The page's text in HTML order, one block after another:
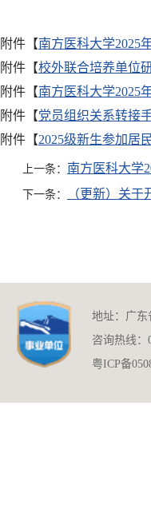
附件【南方医科大学2025
附件【校外联合培养单位
附件【南方医科大学2025
附件【党员组织关系转接
附件【2025级新生参加居
上一条： 南方医科大学
下一条： （更新）关
地址：广东
咨询热线：
粤ICP备